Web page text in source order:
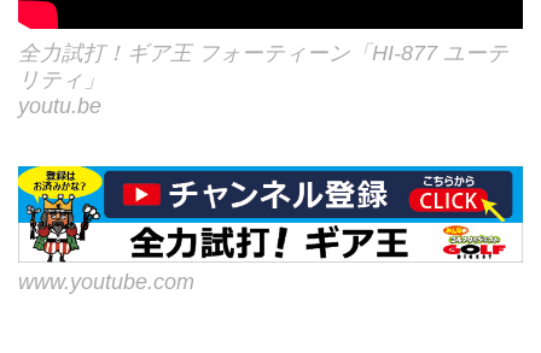
全力試打！ギア王 フォーティーン「HI-877 ユーテ
リティ」
youtu.be
www.youtube.com